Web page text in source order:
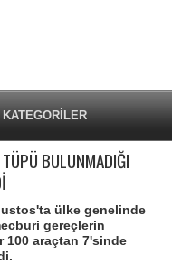
KATEGORİLER
BULUNMADIĞI
ülke genelinde
gereçlerin
100 araçtan 7'sinde